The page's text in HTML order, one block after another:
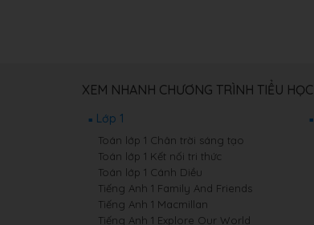
XEM NHANH CHƯƠNG TRÌNH TIỂU HỌC
Lớp 1
Toán lớp 1 Chân trời sáng tạo
Toán lớp 1 Kết nối tri thức
Toán lớp 1 Cánh Diều
Tiếng Anh 1 Family And Friends
Tiếng Anh 1 Macmillan
Tiếng Anh 1 Explore Our World